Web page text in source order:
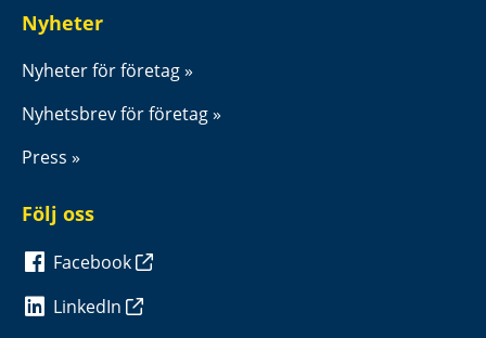
Nyheter
Nyheter för företag
Nyhetsbrev för företag
Press
Följ oss
Facebook
LinkedIn